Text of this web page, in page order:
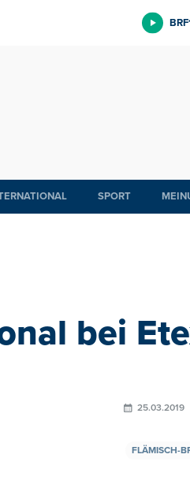
SPORT
bei
25.03.2019
FLÄMISCH-